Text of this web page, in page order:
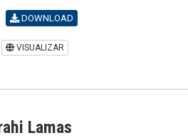
DOWNLOAD
VISUALIZAR
Lamas